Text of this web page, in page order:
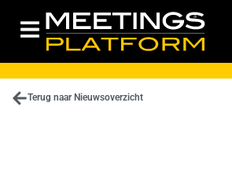
Terug naar Nieuwsoverzicht